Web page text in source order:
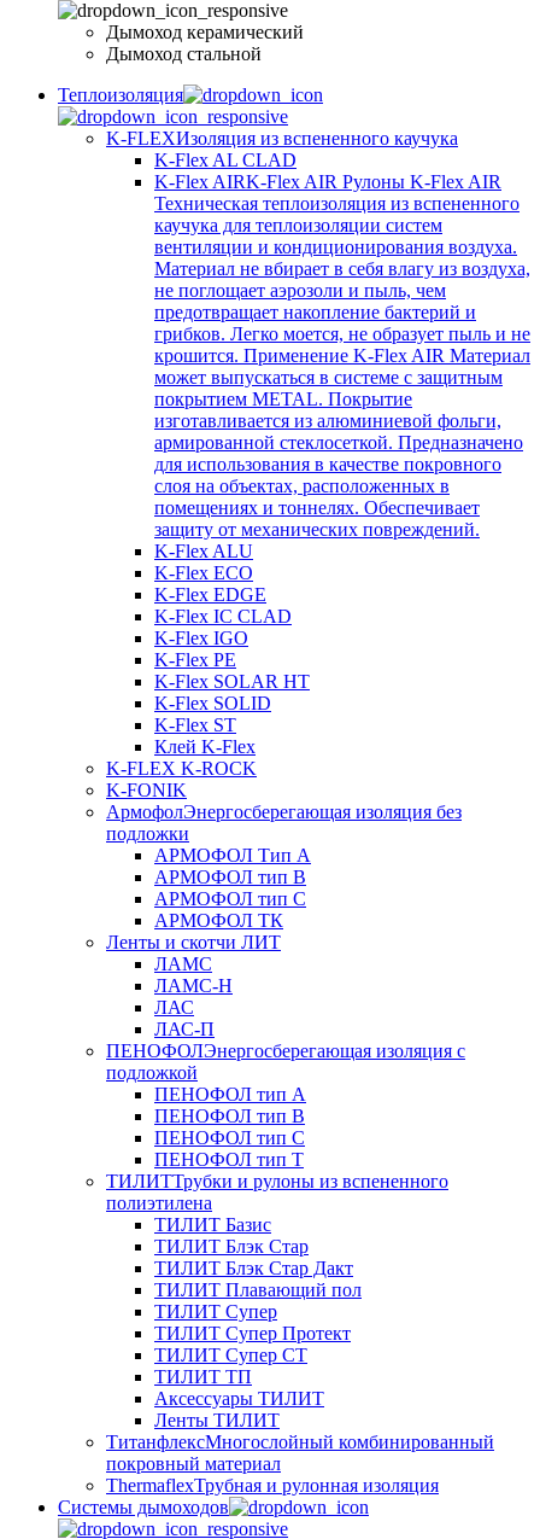
Дымоход керамический
Дымоход стальной
Теплоизоляция
K-FLEXИзоляция из вспененного каучука
K-Flex AL CLAD
K-Flex AIRK-Flex AIR Рулоны K-Flex AIR
Техническая теплоизоляция из вспененного
каучука для теплоизоляции систем
вентиляции и кондиционирования воздуха.
Материал не вбирает в себя влагу из воздуха,
не поглощает аэрозоли и пыль, чем
предотвращает накопление бактерий и
грибков. Легко моется, не образует пыль и не
крошится. Применение K-Flex AIR Материал
может выпускаться в системе c защитным
покрытием METAL. Покрытие
изготавливается из алюминиевой фольги,
армированной стеклосеткой. Предназначено
для использования в качестве покровного
слоя на объектах, расположенных в
помещениях и тоннелях. Обеспечивает
защиту от механических повреждений.
K-Flex ALU
K-Flex ECO
K-Flex EDGE
K-Flex IC CLAD
K-Flex IGO
K-Flex PE
K-Flex SOLAR HT
K-Flex SOLID
K-Flex ST
Клей K-Flex
K-FLEX K-ROCK
K-FONIK
АрмофолЭнергосберегающая изоляция без
подложки
АРМОФОЛ Тип А
АРМОФОЛ тип В
АРМОФОЛ тип C
АРМОФОЛ ТК
Ленты и скотчи ЛИТ
ЛАМС
ЛАМС-Н
ЛАС
ЛАС-П
ПЕНОФОЛЭнергосберегающая изоляция с
подложкой
ПЕНОФОЛ тип А
ПЕНОФОЛ тип B
ПЕНОФОЛ тип C
ПЕНОФОЛ тип T
ТИЛИТТрубки и рулоны из вспененного
полиэтилена
ТИЛИТ Базис
ТИЛИТ Блэк Стар
ТИЛИТ Блэк Стар Дакт
ТИЛИТ Плавающий пол
ТИЛИТ Супер
ТИЛИТ Супер Протект
ТИЛИТ Супер СТ
ТИЛИТ ТП
Аксессуары ТИЛИТ
Ленты ТИЛИТ
ТитанфлексМногослойный комбинированный
покровный материал
ThermaflexТрубная и рулонная изоляция
Cистемы дымоходов